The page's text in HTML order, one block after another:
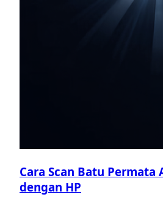
Cara Scan Batu Permata
dengan HP